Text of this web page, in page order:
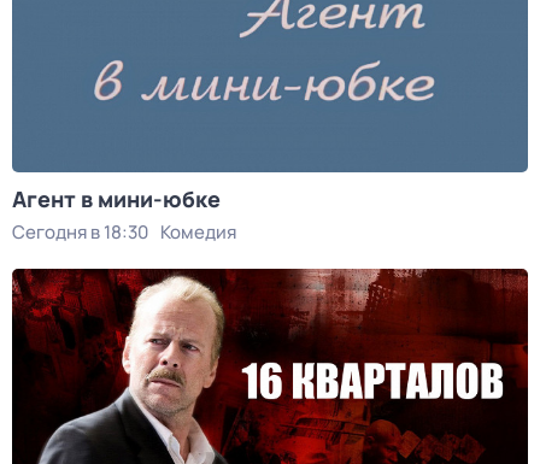
Агент в мини-юбке
Сегодня в 18:30 Комедия